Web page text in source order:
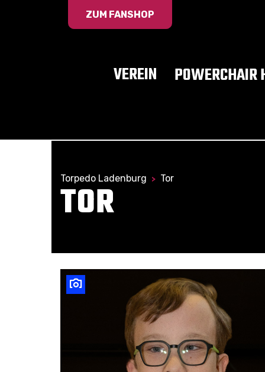
ZUM FANSHOP
VEREIN POWERCHAIR
Torpedo Ladenburg > Tor
TOR